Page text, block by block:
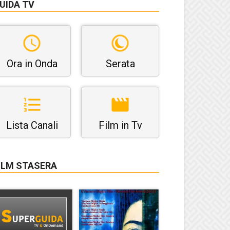
TV
Ora in Onda Serata
Lista Canali Film in Tv
STASERA